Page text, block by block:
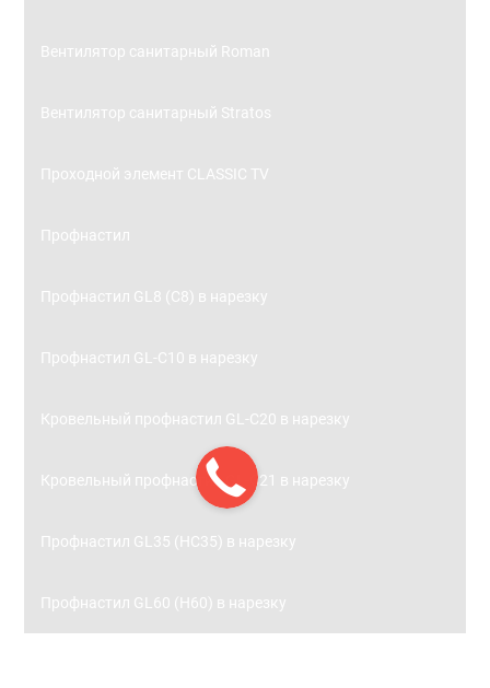
Вентилятор санитарный Roman
Вентилятор санитарный Stratos
Проходной элемент CLASSIC TV
Профнастил
Профнастил GL8 (С8) в нарезку
Профнастил GL-С10 в нарезку
Кровельный профнастил GL-С20 в нарезку
Кровельный профнастил GL-С21 в нарезку
Профнастил GL35 (НС35) в нарезку
Профнастил GL60 (Н60) в нарезку